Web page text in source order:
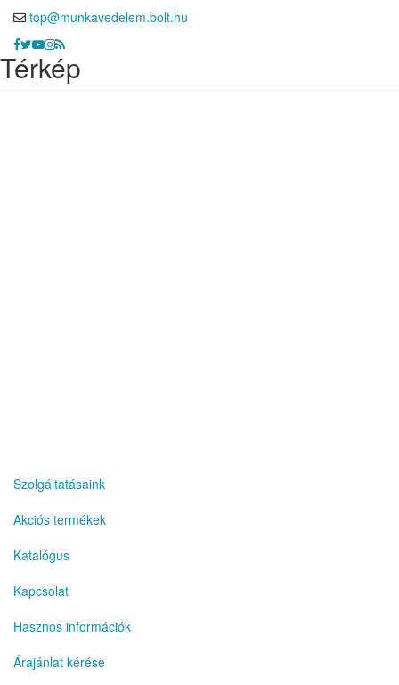
top@munkavedelem.bolt.hu
Térkép
Szolgáltatásaink
Akciós termékek
Katalógus
Kapcsolat
Hasznos információk
Árajánlat kérése